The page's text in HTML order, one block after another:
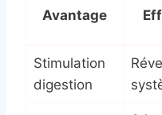
Avantage
Stimulation
digestion